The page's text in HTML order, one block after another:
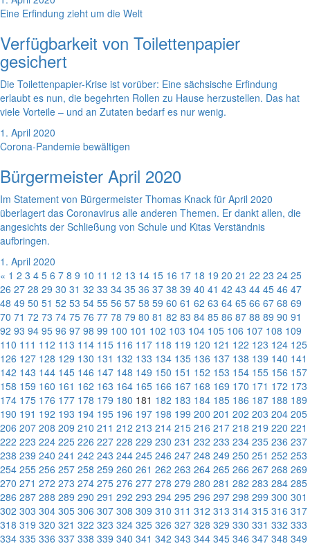
Eine Erfindung zieht um die Welt
Verfügbarkeit von Toilettenpapier
gesichert
Die Toilettenpapier-Krise ist vorüber: Eine sächsische Erfindung
erlaubt es nun, die begehrten Rollen zu Hause herzustellen. Das hat
viele Vorteile – und an Zutaten bedarf es nur wenig.
1. April 2020
Corona-Pandemie bewältigen
Bürgermeister April 2020
Im Statement von Bürgermeister Thomas Knack für April 2020
überlagert das Coronavirus alle anderen Themen. Er dankt allen, die
angesichts der Schließung von Schule und Kitas Verständnis
aufbringen.
1. April 2020
« 1 2 3 4 5 6 7 8 9 10 11 12 13 14 15 16 17 18 19 20 21 22 23 24 25
26 27 28 29 30 31 32 33 34 35 36 37 38 39 40 41 42 43 44 45 46 47
48 49 50 51 52 53 54 55 56 57 58 59 60 61 62 63 64 65 66 67 68 69
70 71 72 73 74 75 76 77 78 79 80 81 82 83 84 85 86 87 88 89 90 91
92 93 94 95 96 97 98 99 100 101 102 103 104 105 106 107 108 109
110 111 112 113 114 115 116 117 118 119 120 121 122 123 124 125
126 127 128 129 130 131 132 133 134 135 136 137 138 139 140 141
142 143 144 145 146 147 148 149 150 151 152 153 154 155 156 157
158 159 160 161 162 163 164 165 166 167 168 169 170 171 172 173
174 175 176 177 178 179 180 181 182 183 184 185 186 187 188 189
190 191 192 193 194 195 196 197 198 199 200 201 202 203 204 205
206 207 208 209 210 211 212 213 214 215 216 217 218 219 220 221
222 223 224 225 226 227 228 229 230 231 232 233 234 235 236 237
238 239 240 241 242 243 244 245 246 247 248 249 250 251 252 253
254 255 256 257 258 259 260 261 262 263 264 265 266 267 268 269
270 271 272 273 274 275 276 277 278 279 280 281 282 283 284 285
286 287 288 289 290 291 292 293 294 295 296 297 298 299 300 301
302 303 304 305 306 307 308 309 310 311 312 313 314 315 316 317
318 319 320 321 322 323 324 325 326 327 328 329 330 331 332 333
334 335 336 337 338 339 340 341 342 343 344 345 346 347 348 349